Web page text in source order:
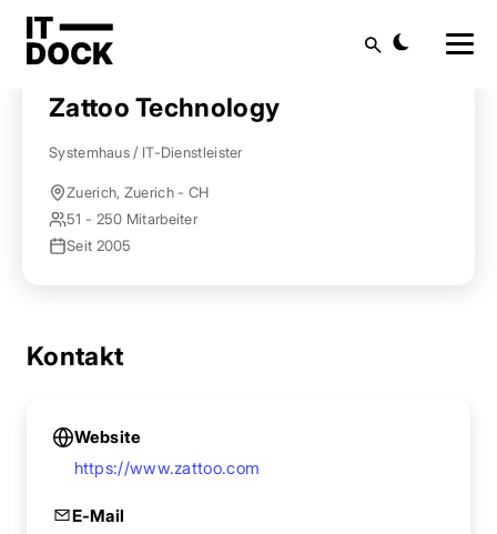
Startseite Anbieter finden
Zattoo Technology
Systemhaus / IT-Dienstleister
Zuerich, Zuerich - CH
51 - 250 Mitarbeiter
Seit 2005
Kontakt
Website
https://www.zattoo.com
E-Mail